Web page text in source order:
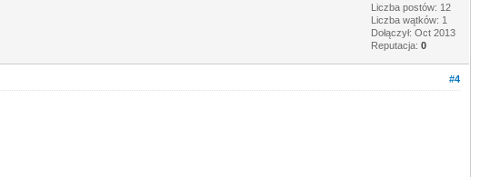
Liczba postów: 12
Liczba wątków: 1
Dołączył: Oct 2013
Reputacja: 0
#4